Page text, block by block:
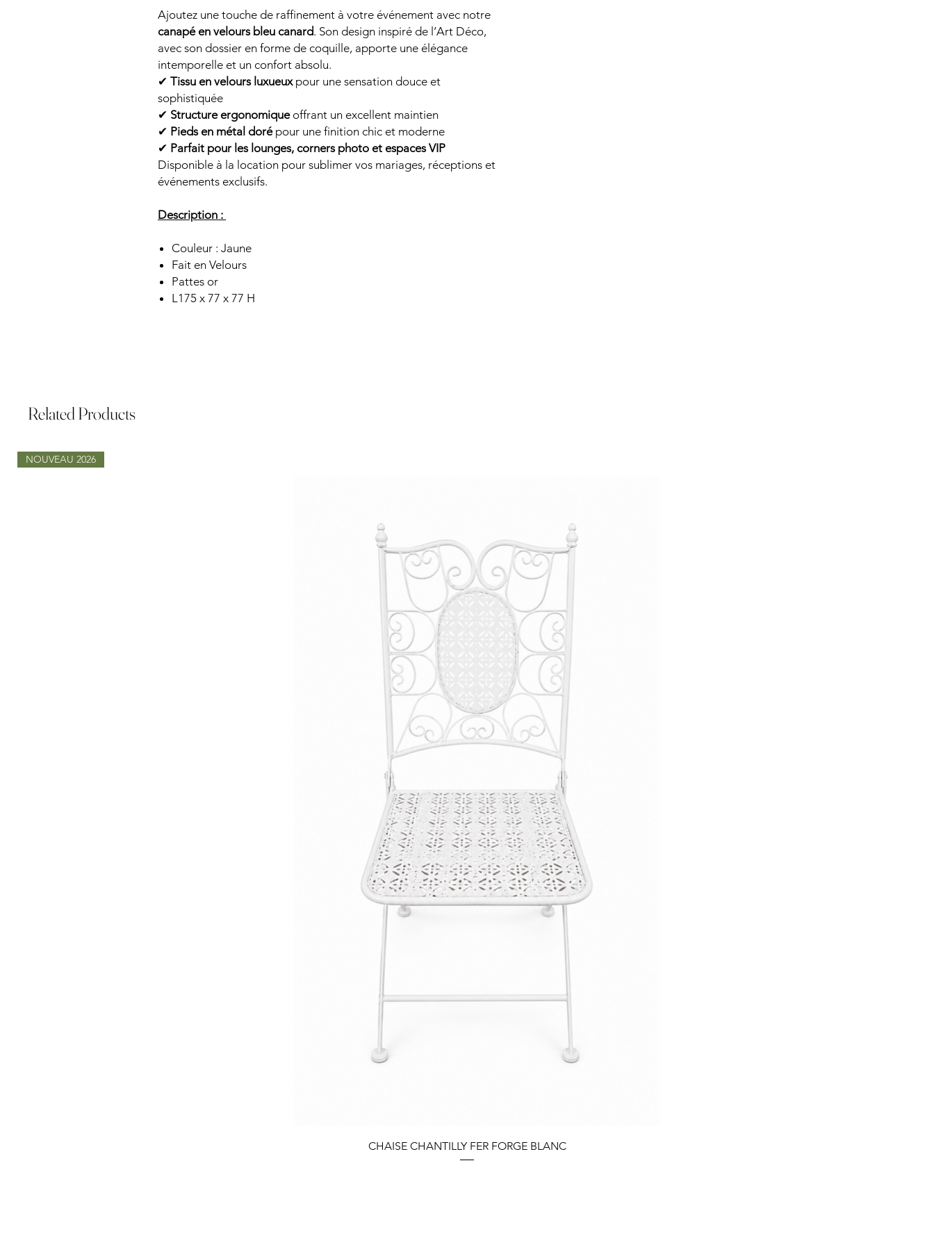
Ajoutez une touche de raffinement à votre événement avec notre
canapé en velours bleu canard. Son design inspiré de l’Art Déco,
avec son dossier en forme de coquille, apporte une élégance
intemporelle et un confort absolu.
✔ Tissu en velours luxueuxpour une sensation douce et
sophistiquée
✔ Structure ergonomiqueoffrant un excellent maintien
✔ Pieds en métal dorépour une finition chic et moderne
✔ Parfait pour les lounges, corners photo et espaces VIP
Disponible à la location pour sublimer vos mariages, réceptions et
événements exclusifs.
Description :
Couleur : Jaune
Fait en Velours
Pattes or
L175 x 77 x 77 H
Related Products
Quick View
NOUVEAU 2026
CHAISE CHANTILLY FER FORGE BLANC